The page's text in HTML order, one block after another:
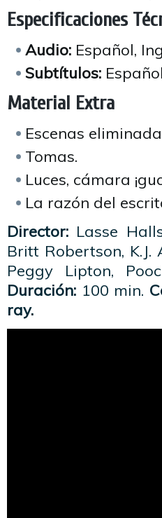
Especificaciones
Audio: Español,
Subtítulos:
Material Extra
Escenas
Tomas.
Luces, cámara
La razón del
Director: Lasse
Britt Robertson, K.J.
Peggy Lipton,
Duración: 100 min.
ray.